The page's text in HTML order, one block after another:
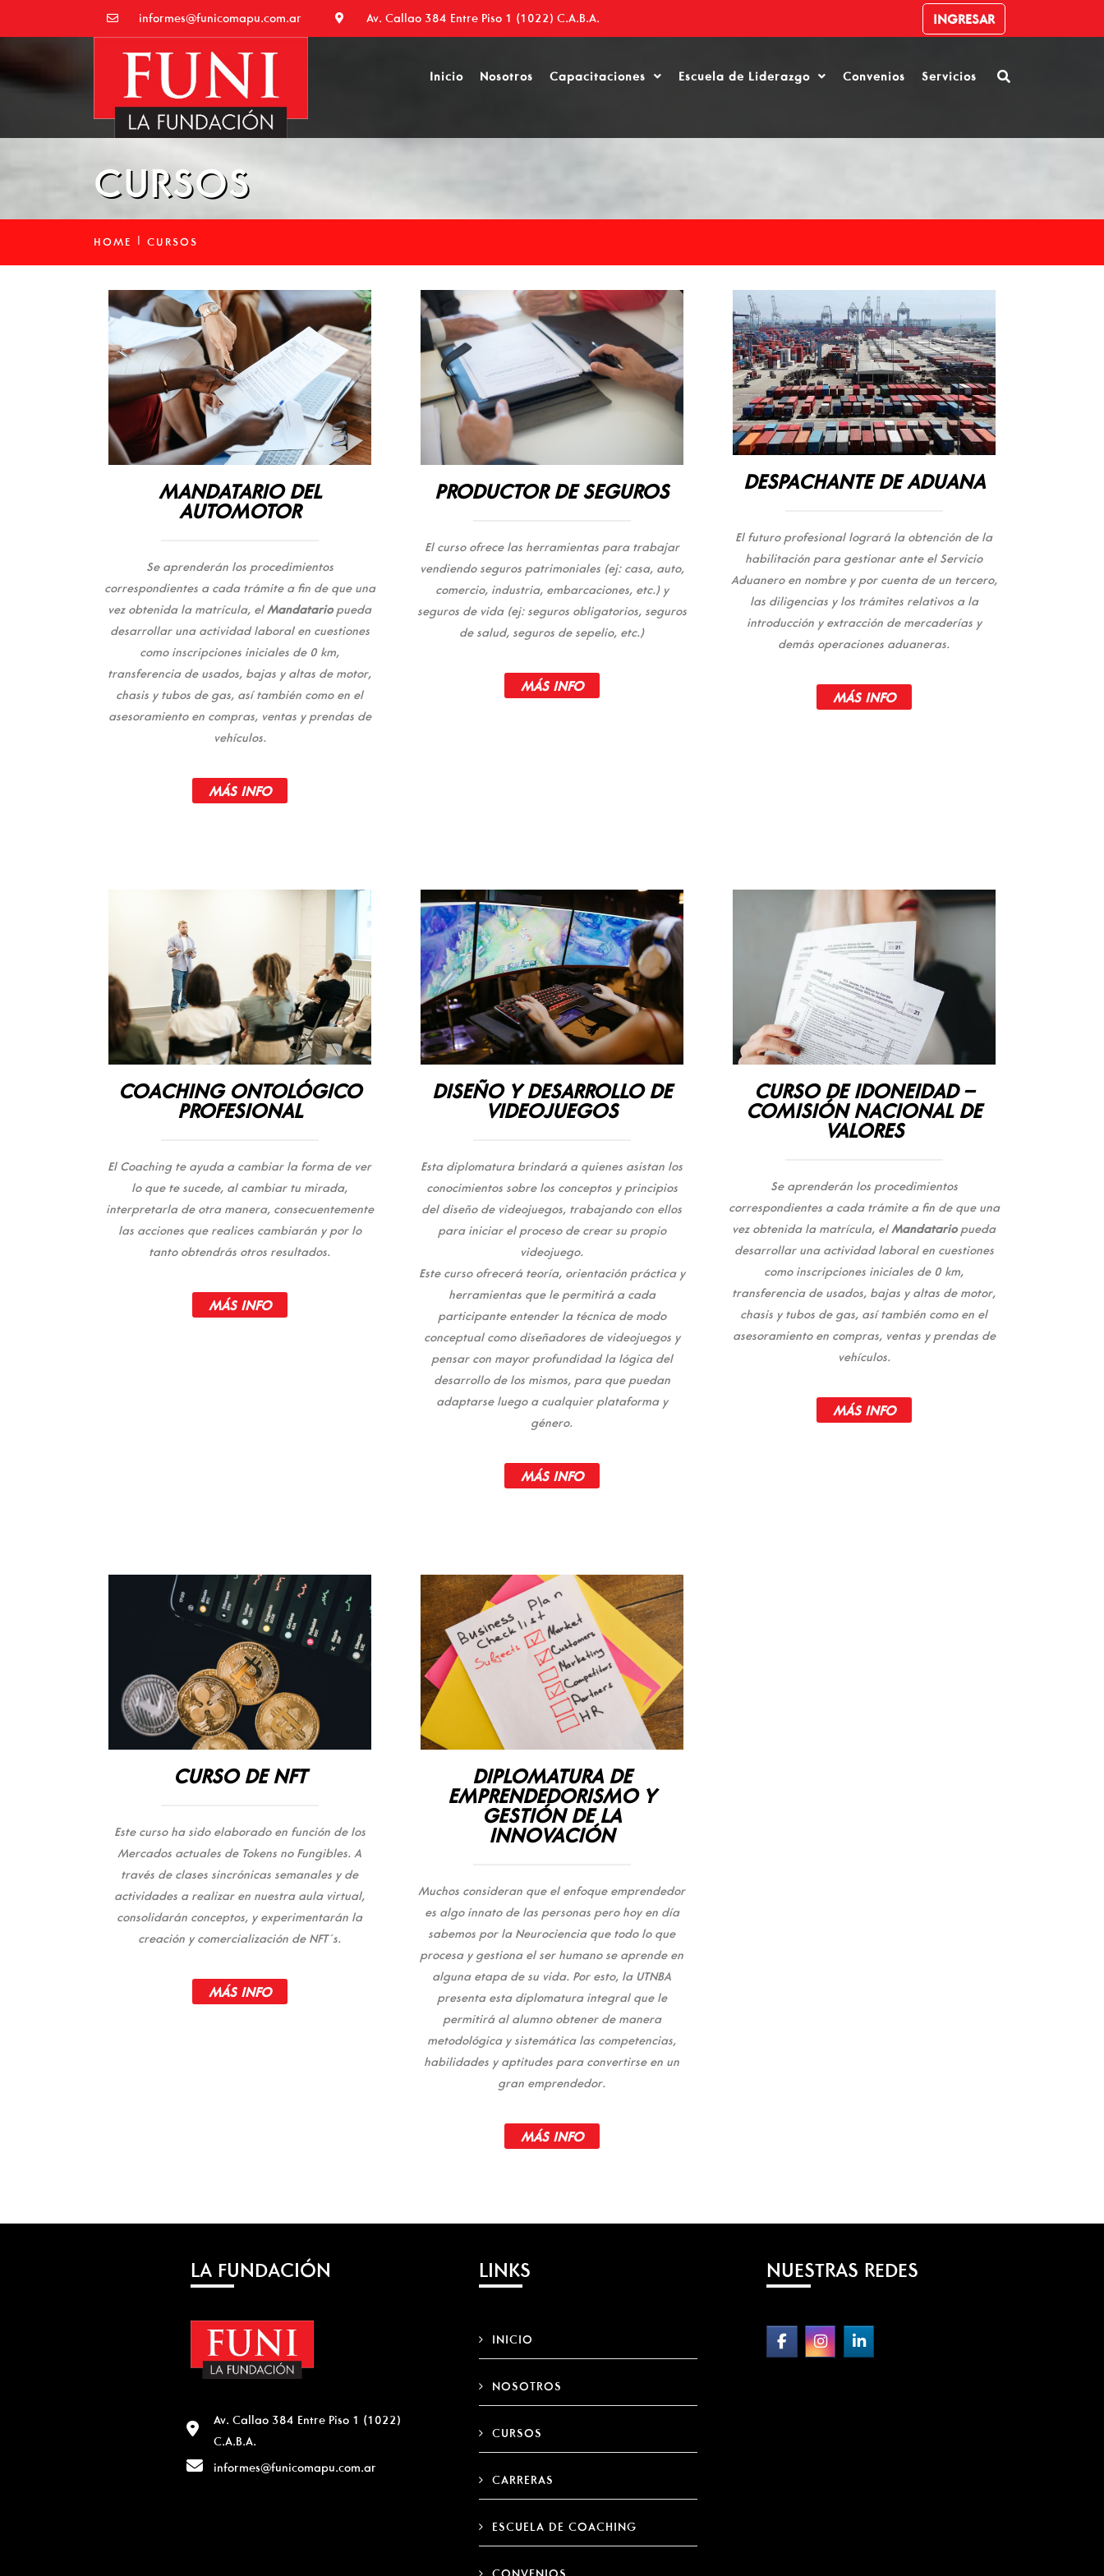
informes@funicomapu.com.ar Av. Callao 384 Entre Piso 1 (1022) C.A.B.A. INGRESAR
FUNI Inicio Nosotros Capacitaciones Escuela de Liderazgo Convenios Servicios
CURSOS
HOME CURSOS
MANDATARIO DEL
AUTOMOTOR
Se aprenderán los procedimientos
correspondientes a cada trámite a fin de que una
vez obtenida la matrícula, elMandatariopueda
desarrollar una actividad laboral en cuestiones
como inscripciones iniciales de 0 km,
transferencia de usados, bajas y altas de motor,
chasis y tubos de gas, así también como en el
asesoramiento en compras, ventas y prendas de
vehículos.
MÁS INFO
PRODUCTOR DE SEGUROS
El curso ofrece las herramientas para trabajar
vendiendo seguros patrimoniales (ej: casa, auto,
comercio, industria, embarcaciones, etc.) y
seguros de vida (ej: seguros obligatorios, seguros
de salud, seguros de sepelio, etc.)
MÁS INFO
DESPACHANTE DE ADUANA
El futuro profesional logrará la obtención de la
habilitación para gestionar ante el Servicio
Aduanero en nombre y por cuenta de un tercero,
las diligencias y los trámites relativos a la
introducción y extracción de mercaderías y
demás operaciones aduaneras.
MÁS INFO
COACHING ONTOLÓGICO
PROFESIONAL
El Coaching te ayuda a cambiar la forma de ver
lo que te sucede, al cambiar tu mirada,
interpretarla de otra manera, consecuentemente
las acciones que realices cambiarán y por lo
tanto obtendrás otros resultados.
MÁS INFO
DISEÑO Y DESARROLLO DE
VIDEOJUEGOS
Esta diplomatura brindará a quienes asistan los
conocimientos sobre los conceptos y principios
del diseño de videojuegos, trabajando con ellos
para iniciar el proceso de crear su propio
videojuego.
Este curso ofrecerá teoría, orientación práctica y
herramientas que le permitirá a cada
participante entender la técnica de modo
conceptual como diseñadores de videojuegos y
pensar con mayor profundidad la lógica del
desarrollo de los mismos, para que puedan
adaptarse luego a cualquier plataforma y
género.
MÁS INFO
CURSO DE IDONEIDAD –
COMISIÓN NACIONAL DE
VALORES
Se aprenderán los procedimientos
correspondientes a cada trámite a fin de que una
vez obtenida la matrícula, elMandatariopueda
desarrollar una actividad laboral en cuestiones
como inscripciones iniciales de 0 km,
transferencia de usados, bajas y altas de motor,
chasis y tubos de gas, así también como en el
asesoramiento en compras, ventas y prendas de
vehículos.
MÁS INFO
CURSO DE NFT
Este curso ha sido elaborado en función de los
Mercados actuales de Tokens no Fungibles. A
través de clases sincrónicas semanales y de
actividades a realizar en nuestra aula virtual,
consolidarán conceptos, y experimentarán la
creación y comercialización de NFT´s.
MÁS INFO
DIPLOMATURA DE
EMPRENDEDORISMO Y
GESTIÓN DE LA
INNOVACIÓN
Muchos consideran que el enfoque emprendedor
es algo innato de las personas pero hoy en día
sabemos por la Neurociencia que todo lo que
procesa y gestiona el ser humano se aprende en
alguna etapa de su vida. Por esto, la UTNBA
presenta esta diplomatura integral que le
permitirá al alumno obtener de manera
metodológica y sistemática las competencias,
habilidades y aptitudes para convertirse en un
gran emprendedor.
MÁS INFO
LA FUNDACIÓN
Av. Callao 384 Entre Piso 1 (1022)
C.A.B.A.
informes@funicomapu.com.ar
LINKS
INICIO
NOSOTROS
CURSOS
CARRERAS
ESCUELA DE COACHING
NUESTRAS REDES